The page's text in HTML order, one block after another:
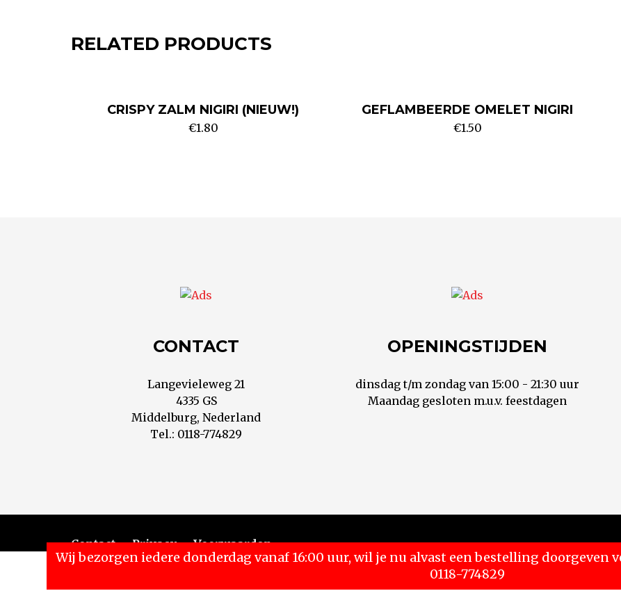
Wij bezorgen iedere donderdag vanaf 16:00 uur, wil je nu alvast een bestelling doorgeven
0118-774829
RELATED PRODUCTS
CRISPY ZALM NIGIRI (NIEUW!)
€1.80
GEFLAMBEERDE OMELET NIGIRI
€1.50
CONTACT
Langevieleweg 21
4335 GS
Middelburg, Nederland
Tel.: 0118-774829
OPENINGSTIJDEN
dinsdag t/m zondag van 15:00 - 21:30 uur
Maandag gesloten m.u.v. feestdagen
Contact Privacy Voorwaarden
Cookies zorgen ervoor dat deze website goed werkt. Wil je meer weten over onze